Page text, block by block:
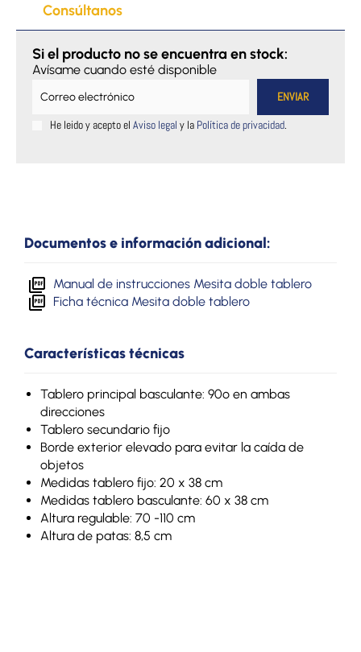
cantidadConsúltanos
Si el producto no se encuentra en stock:
Avísame cuando esté disponible
He leido y acepto el Aviso legal y la Política de privacidad.
Documentos e información adicional:
Manual de instrucciones Mesita doble tablero
Ficha técnica Mesita doble tablero
Características técnicas
Tablero principal basculante: 90º en ambas
direcciones
Tablero secundario fijo
Borde exterior elevado para evitar la caída de
objetos
Medidas tablero fijo: 20 x 38 cm
Medidas tablero basculante: 60 x 38 cm
Altura regulable: 70 -110 cm
Altura de patas: 8,5 cm